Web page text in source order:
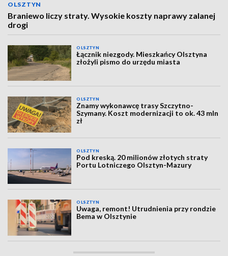
OLSZTYN
Braniewo liczy straty. Wysokie koszty naprawy zalanej
drogi
OLSZTYN
Łącznik niezgody. Mieszkańcy Olsztyna
złożyli pismo do urzędu miasta
OLSZTYN
Znamy wykonawcę trasy Szczytno-
Szymany. Koszt modernizacji to ok. 43 mln
zł
OLSZTYN
Pod kreską. 20 milionów złotych straty
Portu Lotniczego Olsztyn-Mazury
OLSZTYN
Uwaga, remont! Utrudnienia przy rondzie
Bema w Olsztynie